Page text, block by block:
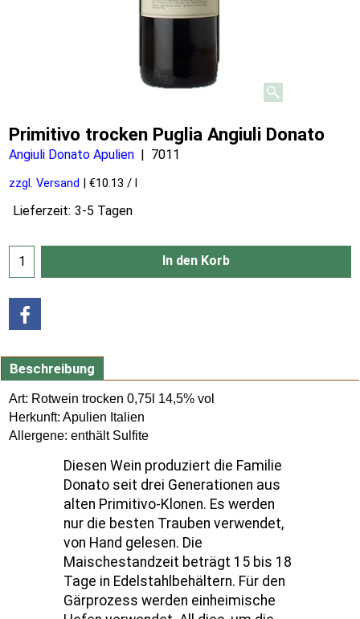
Primitivo trocken Puglia Angiuli Donato
Angiuli Donato Apulien 7011
zzgl. Versand €10.13 / l
Lieferzeit: 3-5 Tagen
In den Korb
Beschreibung
Art: Rotwein trocken 0,75l 14,5% vol
Herkunft: Apulien Italien
Allergene: enthält Sulfite
Diesen Wein produziert die Familie
Donato seit drei Generationen aus
alten Primitivo-Klonen. Es werden
nur die besten Trauben verwendet,
von Hand gelesen. Die
Maischestandzeit beträgt 15 bis 18
Tage in Edelstahlbehältern. Für den
Gärprozess werden einheimische